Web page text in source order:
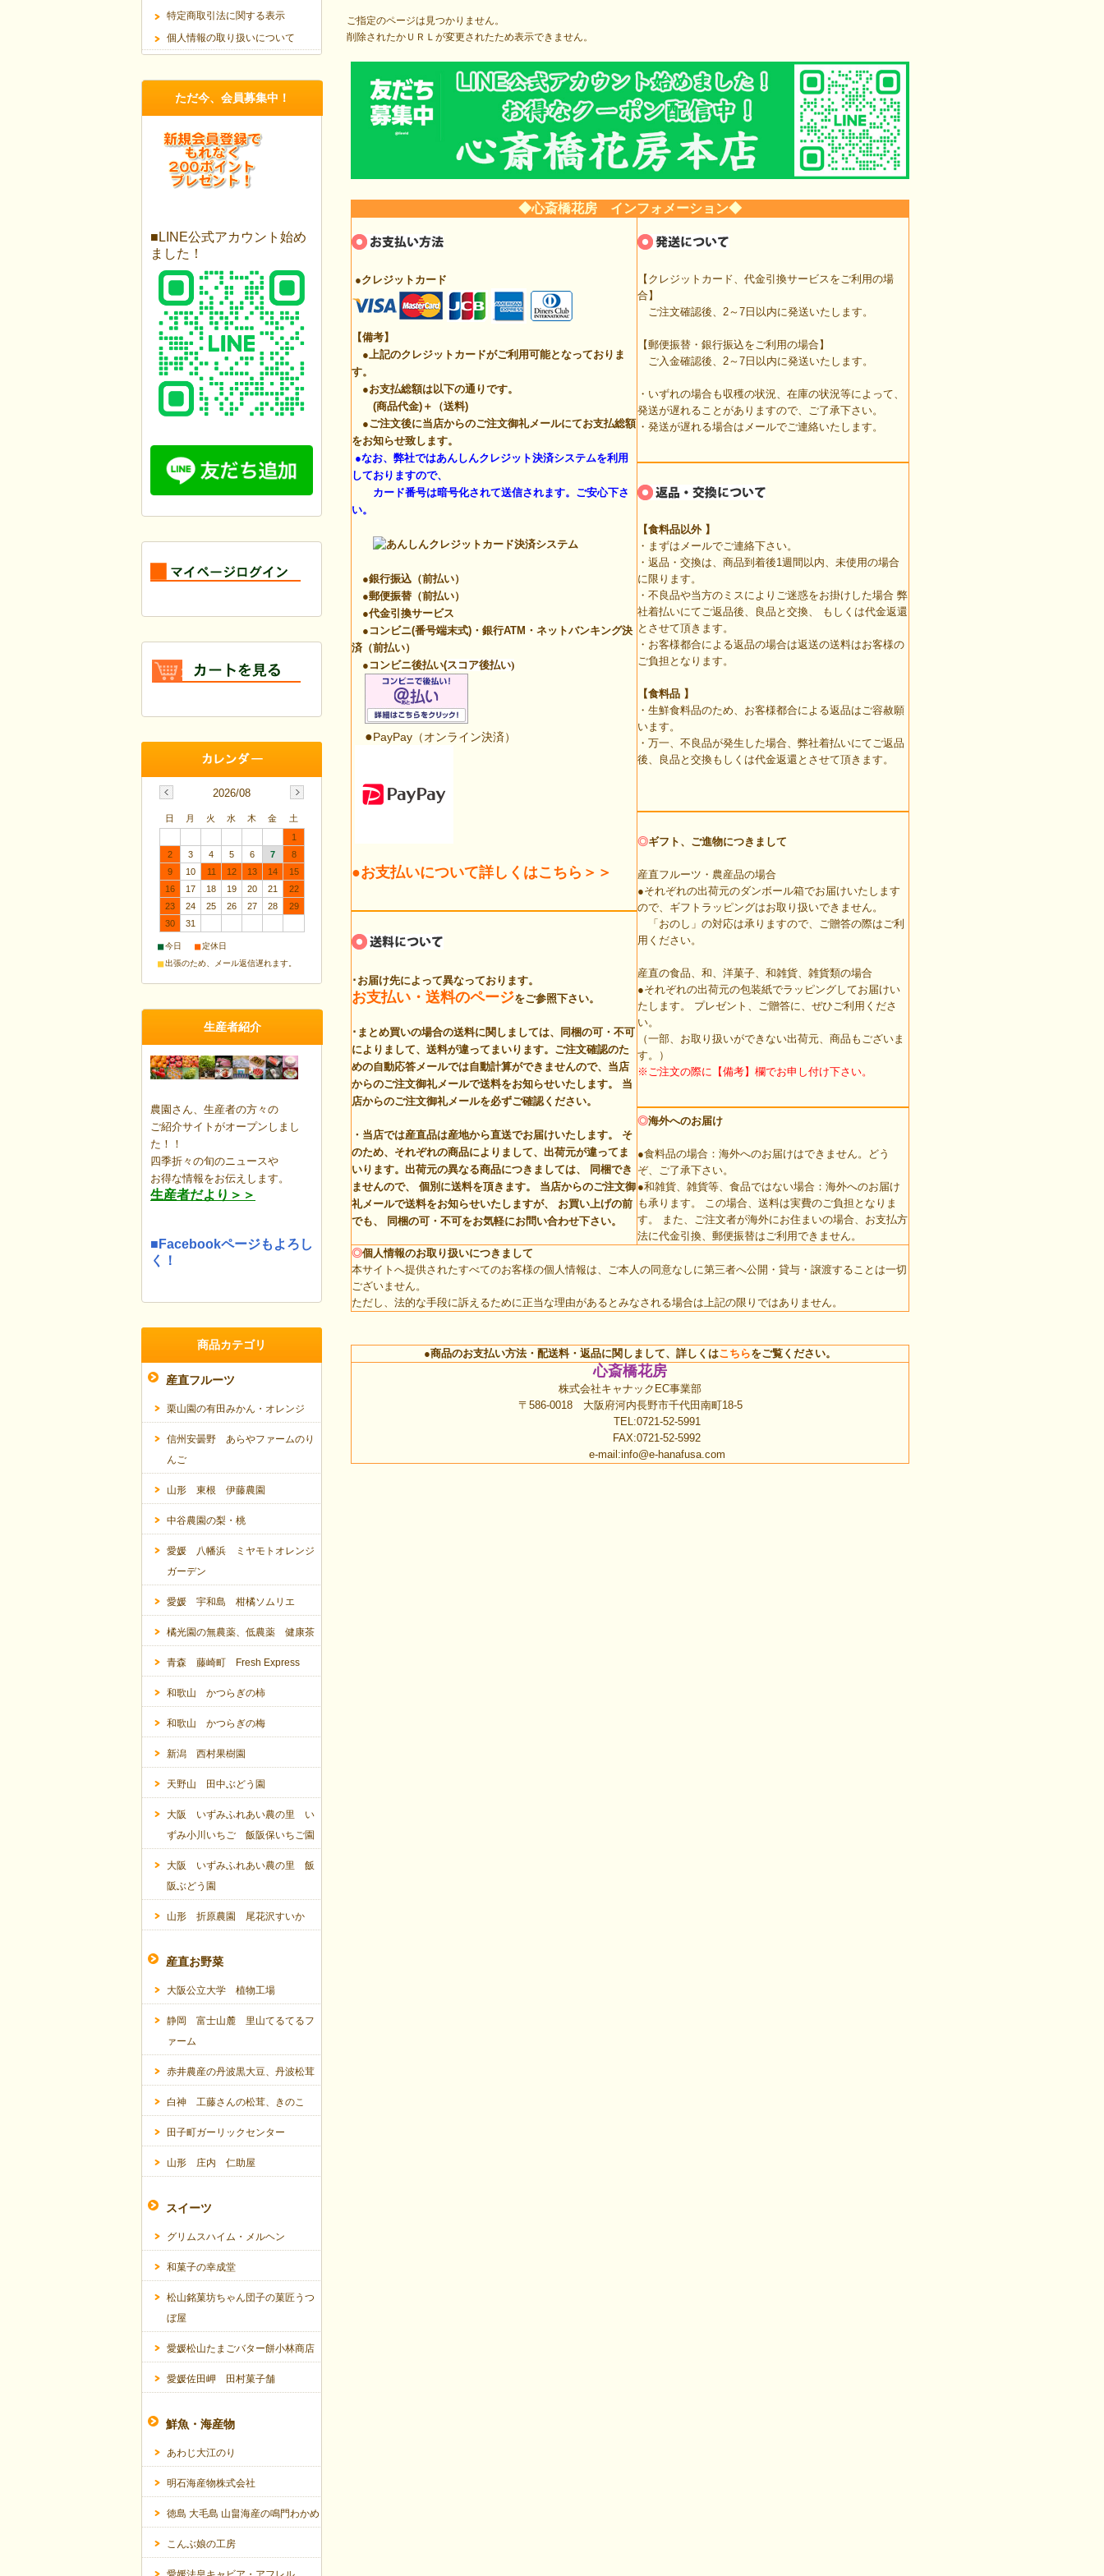
ご指定のページは見つかりません。
削除されたかＵＲＬが変更されたため表示できません。
◆心斎橋花房 インフォメーション◆
●クレジットカード
【備考】
●上記のクレジットカードがご利用可能となっておりま
す。
●お支払総額は以下の通りです。
(商品代金)＋（送料)
●ご注文後に当店からのご注文御礼メールにてお支払総額
をお知らせ致します。
●なお、弊社ではあんしんクレジット決済システムを利用
しておりますので、
カード番号は暗号化されて送信されます。ご安心下さ
い。
●銀行振込（前払い）
●郵便振替（前払い）
●代金引換サービス
●コンビニ(番号端末式)・銀行ATM・ネットバンキング決
済（前払い）
●コンビニ後払い(スコア後払い)
●PayPay（オンライン決済）
●お支払いについて詳しくはこちら＞＞
･お届け先によって異なっております。
お支払い・送料のページをご参照下さい。
･まとめ買いの場合の送料に関しましては、同梱の可・不可
によりまして、送料が違ってまいります。ご注文確認のた
めの自動応答メールでは自動計算ができませんので、当店
からのご注文御礼メールで送料をお知らせいたします。 当
店からのご注文御礼メールを必ずご確認ください。
・当店では産直品は産地から直送でお届けいたします。 そ
のため、それぞれの商品によりまして、出荷元が違ってま
いります。 出荷元の異なる商品につきましては、 同梱でき
ませんので、 個別に送料を頂きます。
当店からのご注文御
礼メールで送料をお知らせいたしますが、 お買い上げの前
でも、 同梱の可・不可をお気軽にお問い合わせ下さい。
【クレジットカード、代金引換サービスをご利用の場
合】
ご注文確認後、2～7日以内に発送いたします。
【郵便振替・銀行振込をご利用の場合】
ご入金確認後、2～7日以内に発送いたします。
・いずれの場合も収穫の状況、在庫の状況等によって、
発送が遅れることがありますので、ご了承下さい。
・発送が遅れる場合はメールでご連絡いたします。
【食料品以外 】
・まずはメールでご連絡下さい。
・返品・交換は、商品到着後1週間以内、未使用の場合
に限ります。
・不良品や当方のミスによりご迷惑をお掛けした場合 弊
社着払いにてご返品後、良品と交換、 もしくは代金返還
とさせて頂きます。
・お客様都合による返品の場合は返送の送料はお客様の
ご負担となります。
【食料品 】
・生鮮食料品のため、お客様都合による返品はご容赦願
います。
・万一、不良品が発生した場合、弊社着払いにてご返品
後、良品と交換もしくは代金返還とさせて頂きます。
◎ギフト、ご進物につきまして
産直フルーツ・農産品の場合
●それぞれの出荷元のダンボール箱でお届けいたします
ので、ギフトラッピングはお取り扱いできません。
「おのし」の対応は承りますので、ご贈答の際はご利
用ください。
産直の食品、和、洋菓子、和雑貨、雑貨類の場合
●それぞれの出荷元の包装紙でラッピングしてお届けい
たします。 プレゼント、ご贈答に、ぜひご利用くださ
い。
（一部、お取り扱いができない出荷元、商品もございま
す。）
※ご注文の際に【備考】欄でお申し付け下さい。
◎海外へのお届け
●食料品の場合：海外へのお届けはできません。どう
ぞ、ご了承下さい。
●和雑貨、雑貨等、食品ではない場合：海外へのお届け
も承ります。 この場合、送料は実費のご負担となりま
す。 また、ご注文者が海外にお住まいの場合、お支払方
法に代金引換、郵便振替はご利用できません。
◎個人情報のお取り扱いにつきまして
本サイトへ提供されたすべてのお客様の個人情報は、ご本人の同意なしに第三者へ公開・貸与・譲渡することは一切
ございません。
ただし、法的な手段に訴えるために正当な理由があるとみなされる場合は上記の限りではありません。
●商品のお支払い方法・配送料・返品に関しまして、詳しくはこちらをご覧ください。
心斎橋花房
株式会社キャナックEC事業部
〒586-0018 大阪府河内長野市千代田南町18-5
TEL:0721-52-5991
FAX:0721-52-5992
e-mail:info@e-hanafusa.com
特定商取引法に関する表示
個人情報の取り扱いについて
ただ今、会員募集中！
■LINE公式アカウント始め
ました！
2026/08
日 月 火 水 木 金
土
1
2
3 4 5 6 7
8
9
10 11 12 13 14
15
16
17 18 19 20 21
22
23
24 25 26 27 28
29
30
31
■今日 ■定休日
■出張のため、メール返信遅れます。
生産者紹介
農園さん、生産者の方々の
ご紹介サイトがオープンしまし
た！！
四季折々の旬のニュースや
お得な情報をお伝えします。
生産者だより＞＞
■Facebookページもよろし
く！
商品カテゴリ
産直フルーツ
栗山園の有田みかん・オレンジ
信州安曇野 あらやファームのり
んご
山形 東根 伊藤農園
中谷農園の梨・桃
愛媛 八幡浜 ミヤモトオレンジ
ガーデン
愛媛 宇和島 柑橘ソムリエ
橘光園の無農薬、低農薬 健康茶
青森 藤崎町 Fresh Express
和歌山 かつらぎの柿
和歌山 かつらぎの梅
新潟 西村果樹園
天野山 田中ぶどう園
大阪 いずみふれあい農の里 い
ずみ小川いちご 飯阪保いちご園
大阪 いずみふれあい農の里 飯
阪ぶどう園
山形 折原農園 尾花沢すいか
産直お野菜
大阪公立大学 植物工場
静岡 富士山麓 里山てるてるフ
ァーム
赤井農産の丹波黒大豆、丹波松茸
白神 工藤さんの松茸、きのこ
田子町ガーリックセンター
山形 庄内 仁助屋
スイーツ
グリムスハイム・メルヘン
和菓子の幸成堂
松山銘菓坊ちゃん団子の菓匠うつ
ぼ屋
愛媛松山たまごバター餅小林商店
愛媛佐田岬 田村菓子舗
鮮魚・海産物
あわじ大江のり
明石海産物株式会社
徳島 大毛島 山畠海産の鳴門わかめ
こんぶ娘の工房